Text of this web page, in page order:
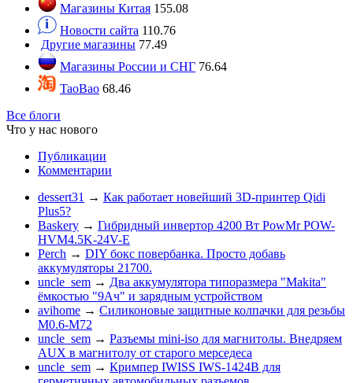
Магазины Китая 155.08
Новости сайта 110.76
Другие магазины 77.49
Магазины России и СНГ 76.64
TaoBao 68.46
Все блоги
Что у нас нового
Публикации
Комментарии
dessert31 → Как работает новейший 3D-принтер Qidi
Plus5?
Baskery → Гибридный инвертор 4200 Вт PowMr POW-
HVM4.5K-24V-E
Perch → DIY бокс повербанка. Просто добавь
аккумуляторы 21700.
uncle_sem → Два аккумулятора типоразмера "Makita"
ёмкостью "9Ач" и зарядным устройством
avihome → Силиконовые защитные колпачки для резьбы
M0.6-M72
uncle_sem → Разъемы mini-iso для магнитолы. Внедряем
AUX в магнитолу от старого мерседеса
uncle_sem → Кримпер IWISS IWS-1424B для